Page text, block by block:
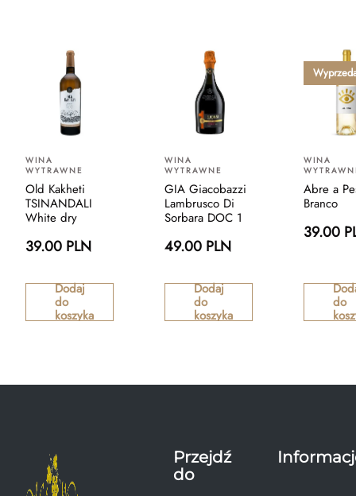
WINA
WYTRAWNE
Old Kakheti
TSINANDALI
White dry
39.00 PLN
Dodaj
do
koszyka
WINA
WYTRAWNE
GIA Giacobazzi
Lambrusco Di
Sorbara DOC 1
49.00 PLN
Dodaj
do
koszyka
WINA
Abre a
Branco
39.00
do
Przejdź
do